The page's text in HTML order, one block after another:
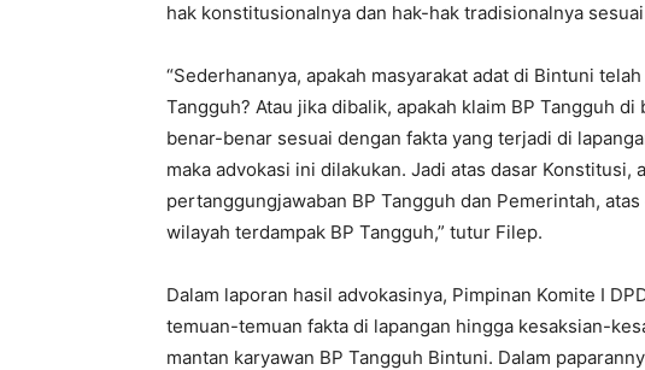
hak konstitusionalnya dan hak-hak tradisionalnya sesuai
“Sederhananya, apakah masyarakat adat di Bintuni
Tangguh? Atau jika dibalik, apakah klaim BP Tangguh
benar-benar sesuai dengan fakta yang terjadi di
maka advokasi ini dilakukan. Jadi atas dasar
pertanggungjawaban BP Tangguh dan Pemerintah,
wilayah terdampak BP Tangguh,” tutur Filep.
Dalam laporan hasil advokasinya, Pimpinan Komite I
temuan-temuan fakta di lapangan hingga kesaksian-
mantan karyawan BP Tangguh Bintuni. Dalam